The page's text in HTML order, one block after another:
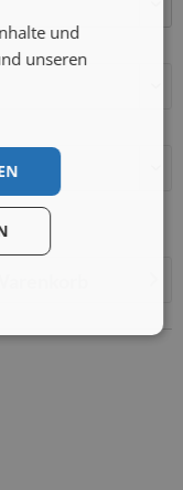
und
unseren